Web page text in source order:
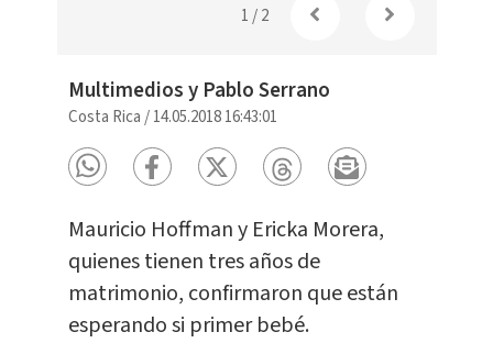
1 /2
Multimedios y Pablo Serrano
Costa Rica /14.05.2018 16:43:01
Mauricio Hoffman y Ericka Morera,
quienes tienen tres años de
matrimonio, confirmaron que están
esperando si primer bebé.